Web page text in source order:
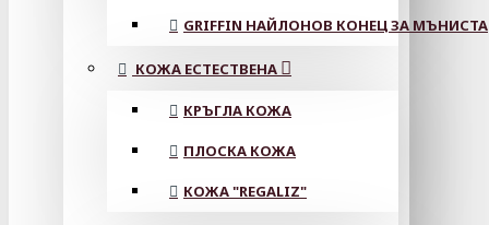
GRIFFIN НАЙЛОНОВ КОНЕЦ ЗА МЪНИСТА
КОЖА ЕСТЕСТВЕНА
КРЪГЛА КОЖА
ПЛОСКА КОЖА
КОЖА "REGALIZ"